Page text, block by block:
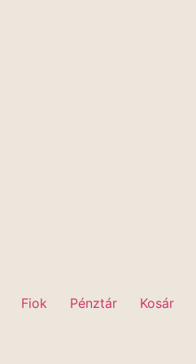
Fiok Pénztár Kosár